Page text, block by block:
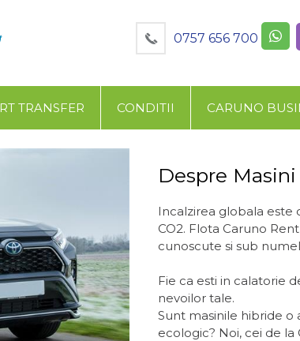
0757 656 700
TRANSFER CONDITII CARUNO
Despre
Incalzirea globala este
CO2. Flota Caruno
cunoscute si sub
Fie ca esti in calatorie
nevoilor tale.
Sunt masinile hibride
ecologic? Noi, cei de